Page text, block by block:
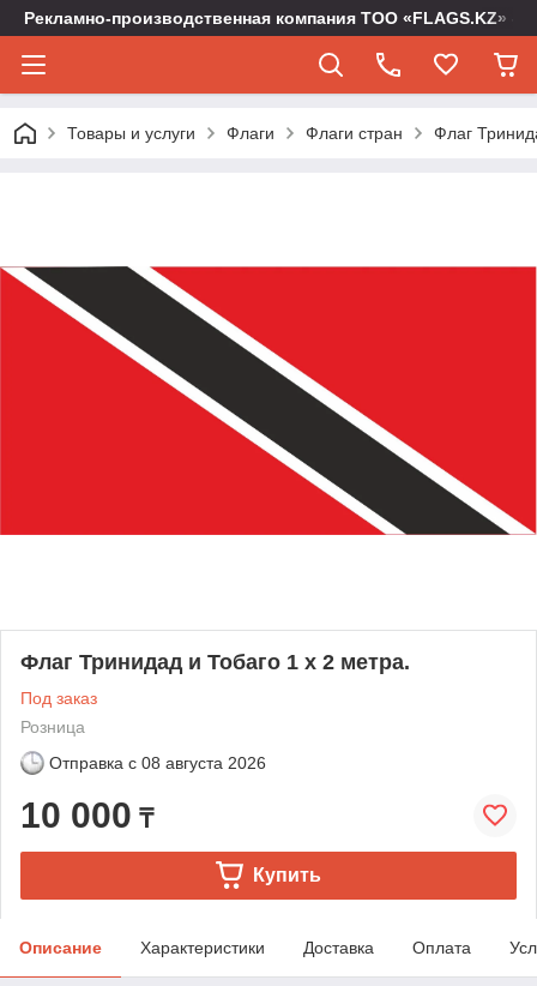
Рекламно-производственная компания ТОО «FLAGS.KZ» -
Товары и услуги Флаги Флаги стран Флаг
Флаг Тринидад и Тобаго 1 х 2 метра.
Под заказ
Розница
Отправка с 08 августа 2026
10 000 ₸
Купить
Описание Характеристики Доставка Оплата